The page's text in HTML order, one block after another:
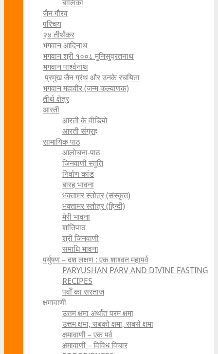
बालिका
जैन गौरव
परिचय
२४ तीर्थंकर
भगवान आदिनाथ
भगवान श्री १००८ मुनिसुव्रतनाथ
भगवान पार्श्वनाथ
प्रमुख जैन ग्रंथ और उनके रचयिता
भगवान महावीर (जन्म कल्याणक)
तीर्थ क्षेत्र
आरती
आरती के वीडियो
आरती संग्रह
सामायिक पाठ
आलोचना-पाठ
जिनवाणी स्तुति
निर्वाण कांड
बारह भावना
भक्तामर स्तोत्र (संस्कृत)
भक्तामर स्तोत्र (हिन्दी)
मेरी भावना
शांतिपाठ
श्री जिनवाणी
समाधि भावना
पर्युषण – दश लक्षण : एक शाश्वत महापर्व
PARYUSHAN PARV AND DIVINE FASTING
RECIPES
पर्वों का सरताज
क्षमावाणी
उत्तम क्षमा अर्थात परम क्षमा
उत्तम क्षमा, सबको क्षमा, सबसे क्षमा
क्षमावाणी – एक पर्व
क्षमावाणी – विविध विचार